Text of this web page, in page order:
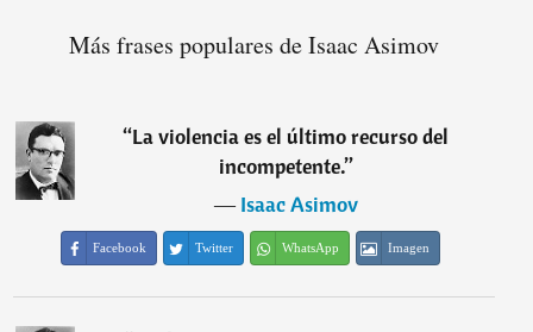
Más frases populares de Isaac Asimov
“La violencia es el último recurso del
incompetente.”
―Isaac Asimov
Facebook Twitter WhatsApp Imagen